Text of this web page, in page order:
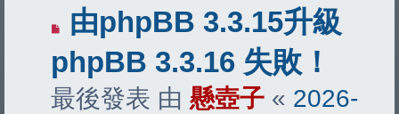
由phpBB 3.3.15升級
phpBB 3.3.16 失敗！
最後發表 由 懸壺子 « 2026-